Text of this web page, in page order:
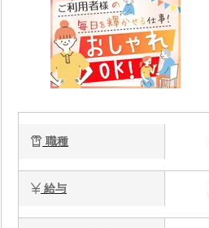
職種
給与